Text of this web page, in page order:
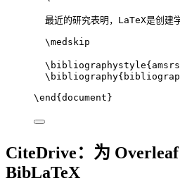
最近的研究表明，LaTeX是创建
\medskip
\bibliographystyle
\bibliography
\end { document }
CiteDrive：为
BibLaTeX